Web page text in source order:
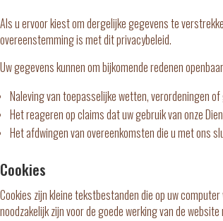
Als u ervoor kiest om dergelijke gegevens te
overeenstemming is met dit privacybeleid.
Uw gegevens kunnen om bijkomende redenen
Naleving van toepasselijke wetten, verordeningen
Het reageren op claims dat uw gebruik van onze
Het afdwingen van overeenkomsten die u met ons
Cookies
Cookies zijn kleine tekstbestanden die op uw
noodzakelijk zijn voor de goede werking van de